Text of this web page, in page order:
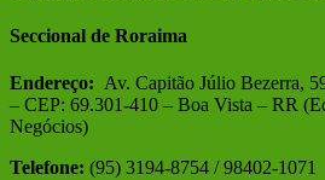
Seccional de Roraima
Endereço: Av. Capitão Júlio Bezerra,
– CEP: 69.301-410 – Boa Vista – RR
Negócios)
Telefone: (95) 3194-8754 / 98402-1071